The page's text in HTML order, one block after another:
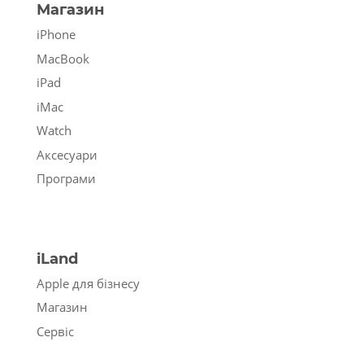
Магазин
iPhone
MacBook
iPad
iMac
Watch
Аксесуари
Програми
iLand
Apple для бізнесу
Магазин
Сервіс